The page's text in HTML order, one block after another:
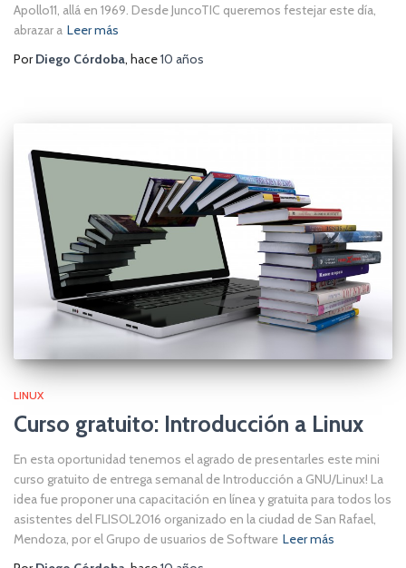
Apollo11, allá en 1969. Desde JuncoTIC queremos festejar este día,
abrazar a Leer más
PorDiego Córdoba, hace10 años
LINUX
Curso gratuito: Introducción a Linux
En esta oportunidad tenemos el agrado de presentarles este mini
curso gratuito de entrega semanal de Introducción a GNU/Linux! La
idea fue proponer una capacitación en línea y gratuita para todos los
asistentes del FLISOL2016 organizado en la ciudad de San Rafael,
Mendoza, por el Grupo de usuarios de Software Leer más